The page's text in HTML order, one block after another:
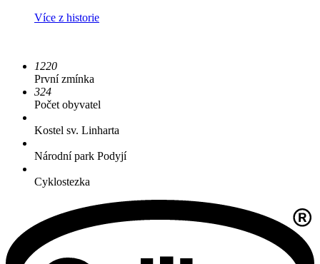
Více z historie
1220
První zmínka
324
Počet obyvatel
Kostel sv. Linharta
Národní park Podyjí
Cyklostezka